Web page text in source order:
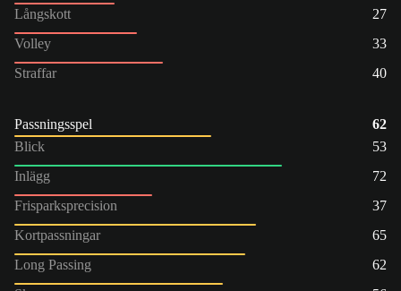
Långskott
27
Volley
33
Straffar
40
Passningsspel
62
Blick
53
Inlägg
72
Frisparksprecision
37
Kortpassningar
65
Long Passing
62